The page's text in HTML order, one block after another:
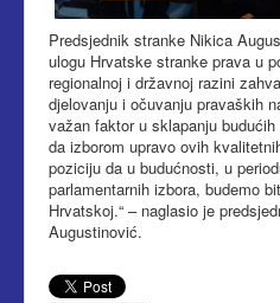
Predsjednik stranke Nikica
ulogu Hrvatske stranke prava u
regionalnoj i državnoj razini
djelovanju i očuvanju pravaških
važan faktor u sklapanju
da izborom upravo ovih
poziciju da u budućnosti, u
parlamentarnih izbora, budemo
Hrvatskoj.“ – naglasio je
Augustinović.